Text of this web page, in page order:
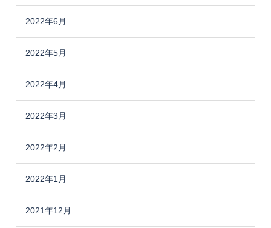
2022年6月
2022年5月
2022年4月
2022年3月
2022年2月
2022年1月
2021年12月